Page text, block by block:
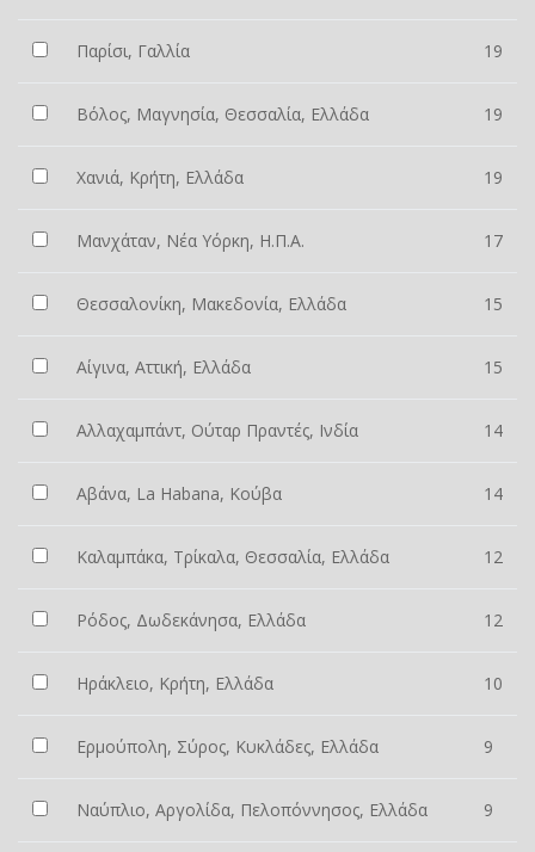
Παρίσι, Γαλλία 19
Βόλος, Μαγνησία, Θεσσαλία, Ελλάδα 19
Χανιά, Κρήτη, Ελλάδα 19
Μανχάταν, Νέα Υόρκη, Η.Π.Α. 17
Θεσσαλονίκη, Μακεδονία, Ελλάδα 15
Αίγινα, Αττική, Ελλάδα 15
Αλλαχαμπάντ, Ούταρ Πραντές, Ινδία 14
Αβάνα, La Habana, Κούβα 14
Καλαμπάκα, Τρίκαλα, Θεσσαλία, Ελλάδα 12
Ρόδος, Δωδεκάνησα, Ελλάδα 12
Ηράκλειο, Κρήτη, Ελλάδα 10
Ερμούπολη, Σύρος, Κυκλάδες, Ελλάδα 9
Ναύπλιο, Αργολίδα, Πελοπόννησος, Ελλάδα 9